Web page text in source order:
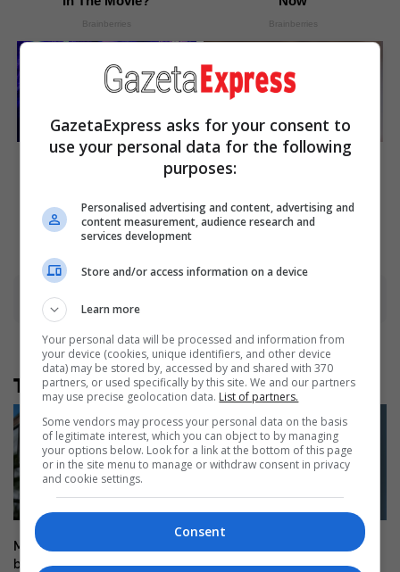
Brainberries Brainberries
17 Astonishingly Beautiful
The Adorable Model For
Simba In The Lion King
Brainberries
Të tjera nga rubrika
Marubët dhe Gjon Mili
bashkohen në Shkodër, një
Zëri poetik i Kujtim M. Shalës
GazetaExpress asks for your consent to
use your personal data for the following
purposes:
Personalised advertising and content, advertising and
content measurement, audience research and
services development
Store and/or access information on a device
Learn more
Your personal data will be processed and information from
your device (cookies, unique identifiers, and other device
data) may be stored by, accessed by and shared with 370
partners, or used specifically by this site. We and our partners
may use precise geolocation data. List of partners.
Some vendors may process your personal data on the basis
of legitimate interest, which you can object to by managing
your options below. Look for a link at the bottom of this page
or in the site menu to manage or withdraw consent in privacy
and cookie settings.
Consent